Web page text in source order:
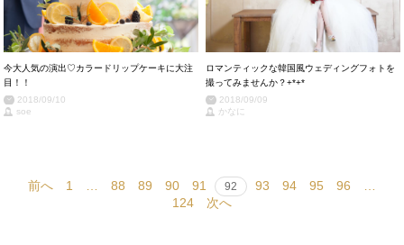
今大人気の演出♡カラードリップケーキに大注
目！！
2018/09/10
soe
ロマンティックな韓国風ウェディングフォトを
撮ってみませんか？+*+*
2018/09/09
かなに
前へ 1 88 89 90 91 92 93 94 95 96
124
次へ